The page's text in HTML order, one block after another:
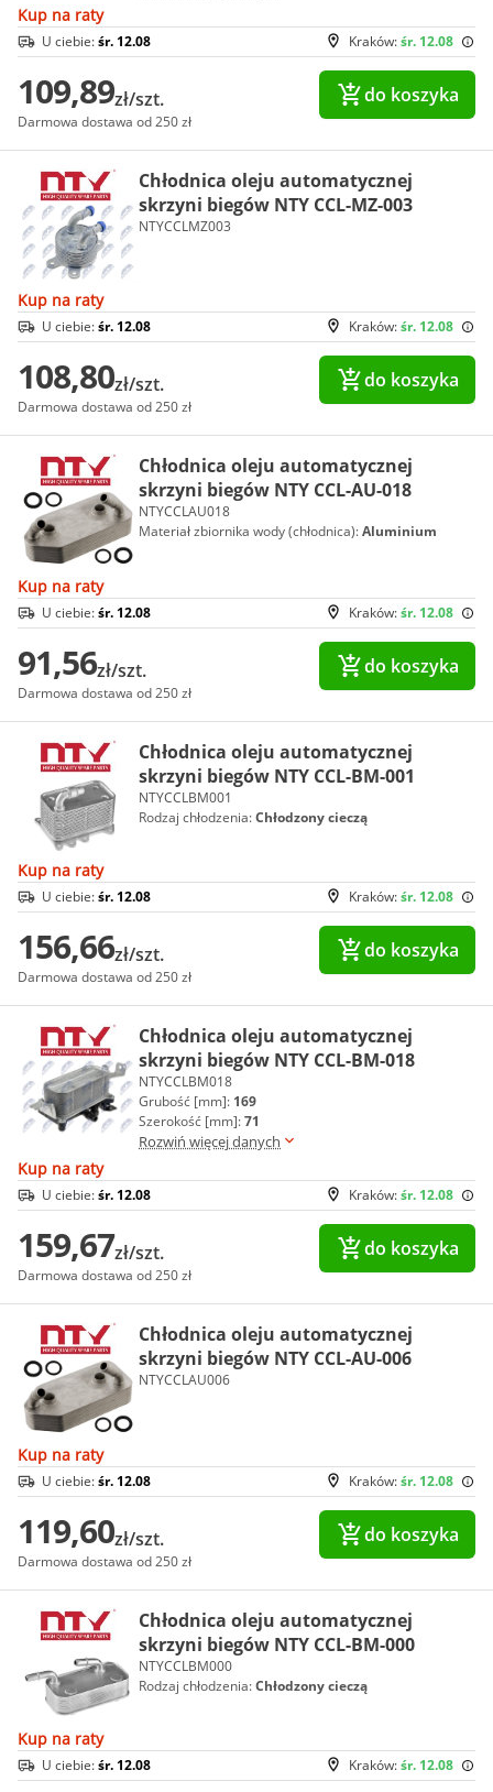
Kup na raty
Kraków:śr. 12.08
U ciebie:śr. 12.08
109,89zł/szt.
Darmowa dostawa od 250 zł
do koszyka
Chłodnica oleju automatycznej
skrzyni biegów NTY CCL-MZ-003
NTYCCLMZ003
Kup na raty
Kraków:śr. 12.08
U ciebie:śr. 12.08
108,80zł/szt.
Darmowa dostawa od 250 zł
do koszyka
Chłodnica oleju automatycznej
skrzyni biegów NTY CCL-AU-018
NTYCCLAU018
Materiał zbiornika wody (chłodnica):Aluminium
Kup na raty
Kraków:śr. 12.08
U ciebie:śr. 12.08
91,56zł/szt.
Darmowa dostawa od 250 zł
do koszyka
Chłodnica oleju automatycznej
skrzyni biegów NTY CCL-BM-001
NTYCCLBM001
Rodzaj chłodzenia:Chłodzony cieczą
Kup na raty
Kraków:śr. 12.08
U ciebie:śr. 12.08
156,66zł/szt.
Darmowa dostawa od 250 zł
do koszyka
Chłodnica oleju automatycznej
skrzyni biegów NTY CCL-BM-018
NTYCCLBM018
Grubość [mm]: 169
Szerokość [mm]:71
Rozwiń więcej danych
Kup na raty
Kraków:śr. 12.08
U ciebie:śr. 12.08
159,67zł/szt.
Darmowa dostawa od 250 zł
do koszyka
Chłodnica oleju automatycznej
skrzyni biegów NTY CCL-AU-006
NTYCCLAU006
Kup na raty
Kraków:śr. 12.08
U ciebie:śr. 12.08
119,60zł/szt.
Darmowa dostawa od 250 zł
do koszyka
Chłodnica oleju automatycznej
skrzyni biegów NTY CCL-BM-000
NTYCCLBM000
Rodzaj chłodzenia:Chłodzony cieczą
Kup na raty
Kraków:śr. 12.08
U ciebie:śr. 12.08